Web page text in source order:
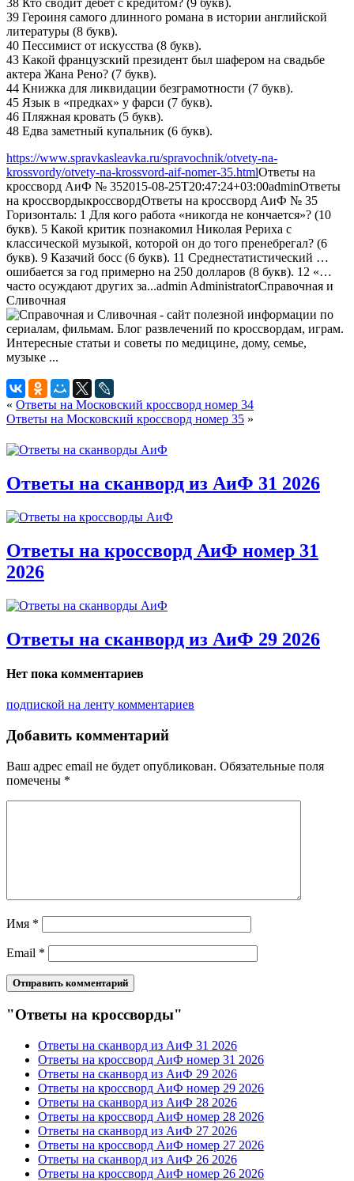
39 Героиня самого длинного романа в истории английской
литературы (8 букв).
40 Пессимист от искусства (8 букв).
43 Какой французский президент был шафером на свадьбе
актера Жана Рено? (7 букв).
44 Книжка для ликвидации безграмотности (7 букв).
45 Язык в «предках» у фарси (7 букв).
46 Пляжная кровать (5 букв).
48 Едва заметный купальник (6 букв).
https://www.spravkasleavka.ru/spravochnik/otvety-na-
krossvordy/otvety-na-krossvord-aif-nomer-35.htmlОтветы на
кроссворд АиФ № 352015-08-25T20:47:24+03:00adminОтветы
на кроссвордыкроссвордОтветы на кроссворд АиФ № 35
Горизонталь: 1 Для кого работа «никогда не кончается»? (10
букв). 5 Какой критик познакомил Николая Рериха с
классической музыкой, которой он до того пренебрегал? (6
букв). 9 Казачий босс (6 букв). 11 Среднестатистический …
ошибается за год примерно на 250 долларов (8 букв). 12 «…
часто осуждают других за...admin AdministratorСправочная и
Сливочная
« Ответы на Московский кроссворд номер 34
Ответы на Московский кроссворд номер 35 »
Ответы на сканворд из АиФ 31 2026
Ответы на кроссворд АиФ номер 31
2026
Ответы на сканворд из АиФ 29 2026
Нет пока комментариев
подпиской на ленту комментариев
Добавить комментарий
Ваш адрес email не будет опубликован. Обязательные поля
помечены *
Имя *
Email *
"Ответы на кроссворды"
Ответы на сканворд из АиФ 31 2026
Ответы на кроссворд АиФ номер 31 2026
Ответы на сканворд из АиФ 29 2026
Ответы на кроссворд АиФ номер 29 2026
Ответы на сканворд из АиФ 28 2026
Ответы на кроссворд АиФ номер 28 2026
Ответы на сканворд из АиФ 27 2026
Ответы на кроссворд АиФ номер 27 2026
Ответы на сканворд из АиФ 26 2026
Ответы на кроссворд АиФ номер 26 2026